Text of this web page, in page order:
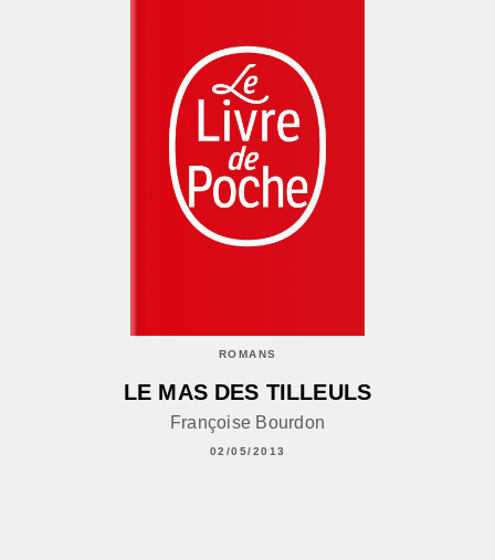
ROMANS
LE MAS DES TILLEULS
Françoise Bourdon
02/05/2013